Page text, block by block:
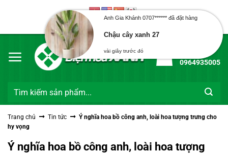
Chào mừng bạn đến với Điện Hoa Xanh
0964935005
Tìm
Trang chủ Tin tức
Ý nghĩa hoa bồ công anh, loài hoa tượng trưng cho
hy vọng
Ý nghĩa hoa bồ công anh, loài hoa tượng
Anh Gia Khánh 0707****** đã đặt hàng
Chậu cây xanh 27
vài giây trước đó